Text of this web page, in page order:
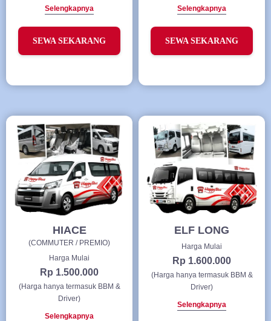
Selengkapnya
SEWA SEKARANG
Selengkapnya
SEWA SEKARANG
HIACE
(COMMUTER / PREMIO)
Harga Mulai
Rp 1.500.000
(Harga hanya termasuk BBM &
Driver)
Selengkapnya
ELF LONG
Harga Mulai
Rp 1.600.000
(Harga hanya termasuk BBM &
Driver)
Selengkapnya